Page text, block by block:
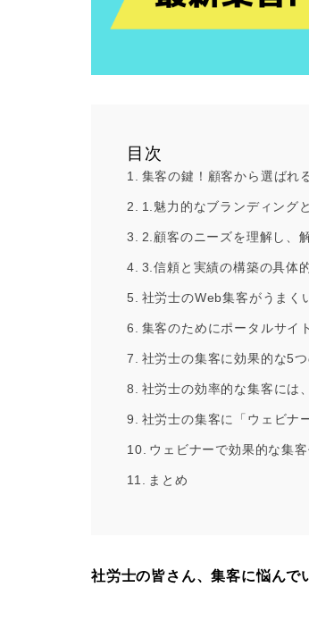
目次
集客の鍵！顧客から選ばれ
1.魅力的なブランディング
2.顧客のニーズを理解し、
3.信頼と実績の構築の具体
社労士のWeb集客がうまく
集客のためにポータルサイ
社労士の集客に効果的な5
社労士の効率的な集客には
社労士の集客に「ウェビナ
ウェビナーで効果的な集
まとめ
社労士の皆さん、集客に悩んで